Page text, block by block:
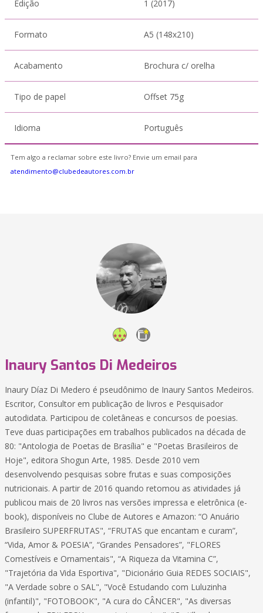
Edição 1 (2017)
Formato A5 (148x210)
Acabamento Brochura c/ orelha
Tipo de papel Offset 75g
Idioma Português
Tem algo a reclamar sobre este livro? Envie um email para
atendimento@clubedeautores.com.br
Inaury Santos Di Medeiros
Inaury Díaz Di Medero é pseudônimo de Inaury Santos Medeiros.
Escritor, Consultor em publicação de livros e Pesquisador
autodidata. Participou de coletâneas e concursos de poesias.
Teve duas participações em trabalhos publicados na década de
80: "Antologia de Poetas de Brasília" e "Poetas Brasileiros de
Hoje", editora Shogun Arte, 1985. Desde 2010 vem
desenvolvendo pesquisas sobre frutas e suas composições
nutricionais. A partir de 2016 quando retomou as atividades já
publicou mais de 20 livros nas versões impressa e eletrônica (e-
book), disponíveis no Clube de Autores e Amazon: “O Anuário
Brasileiro SUPERFRUTAS", “FRUTAS que encantam e curam”,
“Vida, Amor & POESIA”, “Grandes Pensadores”, "FLORES
Comestíveis e Ornamentais", “A Riqueza da Vitamina C”,
"Trajetória da Vida Esportiva", "Dicionário Guia REDES SOCIAIS",
"A Verdade sobre o SAL", "Você Estudando com Luluzinha
(infantil)", "FOTOBOOK", "A cura do CÂNCER", "As diversas